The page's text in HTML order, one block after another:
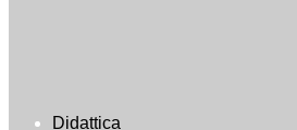
Didattica